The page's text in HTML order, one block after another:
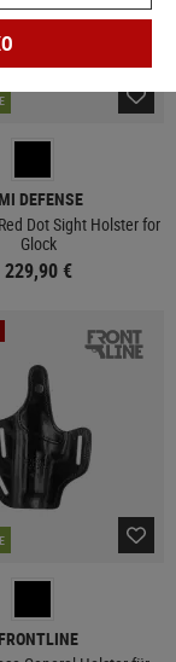
DEFENSE
Dot Sight Holster for
Glock
229,90 €
FRONTLINE